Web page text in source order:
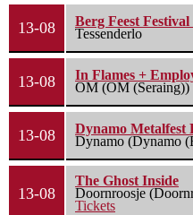
13-08
Berg Feest
Tessenderlo
13-08
In Flames +
OM (OM (Seraing))
13-08
Dynamo Metalfest
Dynamo (Dynamo
13-08
The Ghost Inside
Doornroosje
Tickets